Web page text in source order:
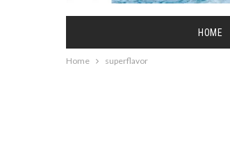
HOME
Home superflavor